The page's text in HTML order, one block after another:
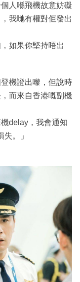
人喺飛機故意妨礙
我哋有權對佢發出
如果你堅持唔出
機證出嚟，但說時
而來自香港嘅副機
delay，我會通知
。」